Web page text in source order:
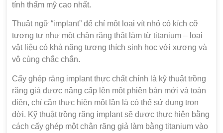
tính thẩm mỹ cao nhất.
Thuật ngữ “implant” để chỉ một loại vít nhỏ có kích cỡ
tương tự như một chân răng thật làm từ titanium – loại
vật liệu có khả năng tương thích sinh học với xương và
vô cùng chắc chắn.
Cấy ghép răng implant thực chất chính là kỹ thuật trồng
răng giả được nâng cấp lên một phiên bản mới và toàn
diện, chỉ cần thực hiện một lần là có thể sử dụng trọn
đời. Kỹ thuật trồng răng implant sẽ được thực hiện bằng
cách cấy ghép một chân răng giả làm bằng titanium vào